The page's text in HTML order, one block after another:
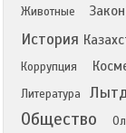
Животные
Закон
История
Коррупция
Литература
Общество